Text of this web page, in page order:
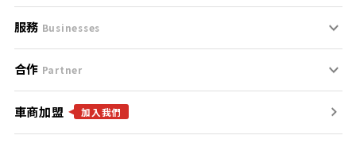
服務條款
免責聲明
隱私權政策
支援中心
聯絡我們
服務 Businesses
什麼是Goo鑑定？
找好車
合作 Partner
合作夥伴
車商加盟 加入我們